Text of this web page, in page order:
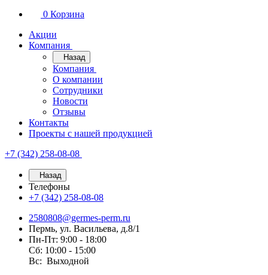
0 Корзина
Акции
Компания
Назад
Компания
О компании
Сотрудники
Новости
Отзывы
Контакты
Проекты с нашей продукцией
+7 (342) 258-08-08
Назад
Телефоны
+7 (342) 258-08-08
2580808@germes-perm.ru
Пермь, ул. Васильева, д.8/1
Пн-Пт: 9:00 - 18:00
Сб: 10:00 - 15:00
Вс: Выходной